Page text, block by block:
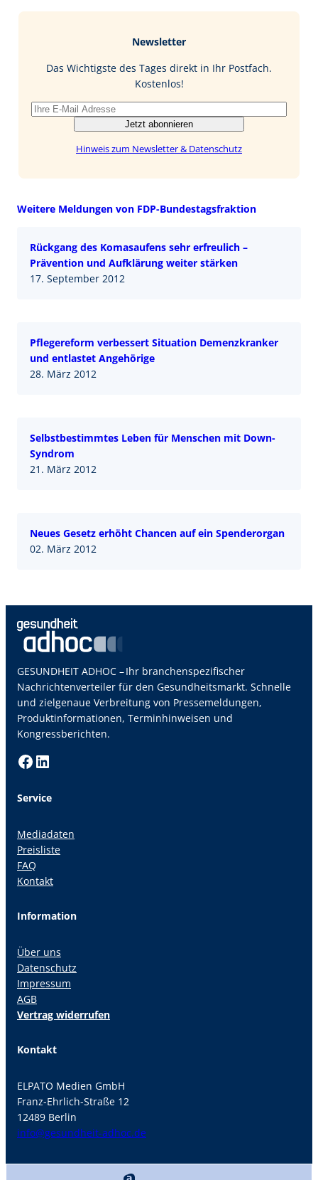
I
Newsletter
Das Wichtigste des Tages direkt in Ihr Postfach.
Kostenlos!
Jetzt abonnieren
Hinweis zum Newsletter & Datenschutz
Weitere Meldungen von FDP-Bundestagsfraktion
Rückgang des Komasaufens sehr erfreulich –
Prävention und Aufklärung weiter stärken
17. September 2012
Pflegereform verbessert Situation Demenzkranker
und entlastet Angehörige
28. März 2012
Selbstbestimmtes Leben für Menschen mit Down-
Syndrom
21. März 2012
Neues Gesetz erhöht Chancen auf ein Spenderorgan
02. März 2012
GESUNDHEIT ADHOC – Ihr branchenspezifischer
Nachrichtenverteiler für den Gesundheitsmarkt. Schnelle
und zielgenaue Verbreitung von Pressemeldungen,
Produktinformationen, Terminhinweisen und
Kongressberichten.
Facebook LinkedIn
Service
Mediadaten
Preisliste
FAQ
Kontakt
Information
Über uns
Datenschutz
Impressum
AGB
Vertrag widerrufen
Kontakt
ELPATO Medien GmbH
Franz-Ehrlich-Straße 12
12489 Berlin
info@gesundheit-adhoc.de